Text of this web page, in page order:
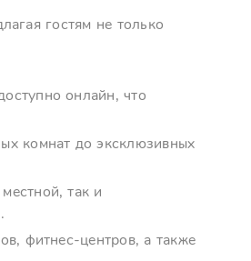
гостям не только
онлайн, что
комнат до эксклюзивных
так и
фитнес-центров, а также